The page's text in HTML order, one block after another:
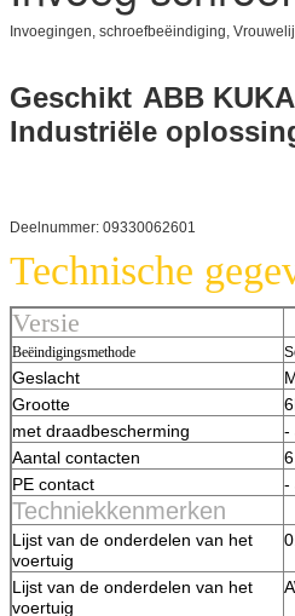
Invoegingen, schroefbeëindiging,
Geschikt ABB
Industriële
Deelnummer: 09330062601
Technische
Versie
Beëindigingsmethode
Geslacht
Grootte
met draadbescherming
-
Aantal contacten
6
PE contact
-
Techniekkenmerken
Lijst van de onderdelen van het
voertuig
Lijst van de onderdelen van het
voertuig